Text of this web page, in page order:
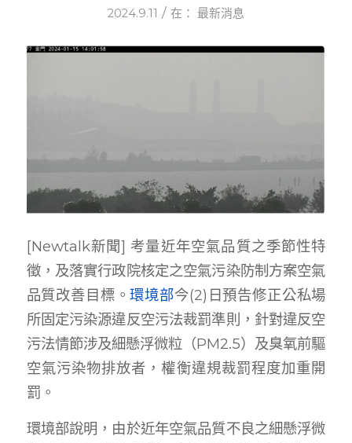
2024.9.11 / 在： 最新消息
[Newtalk新聞] 考量近年空氣品質之季節性特
徵，及落實行政院核定之空氣污染防制方案空氣
品質改善目標。環境部今(2)日預告修正公私場
所固定污染源違反空污法裁罰準則，針對違反空
污法情節涉及細懸浮微粒（PM2.5）及臭氧前驅
空氣污染物排放者，權衡違規裁罰程度加重開
罰。
環境部說明，由於近年空氣品質不良之細懸浮微